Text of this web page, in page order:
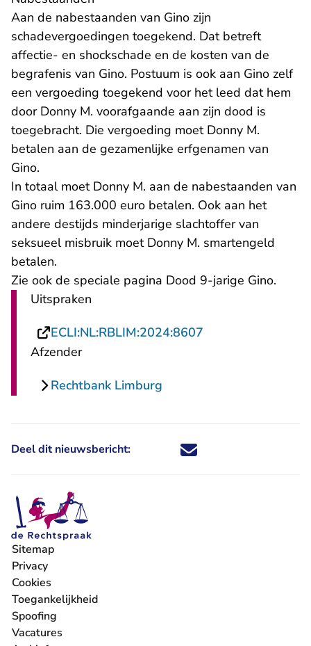
Aan de nabestaanden van Gino zijn
schadevergoedingen toegekend. Dat betreft
affectie- en shockschade en de kosten van de
begrafenis van Gino. Postuum is ook aan Gino zelf
een vergoeding toegekend voor het leed dat hem
door Donny M. voorafgaande aan zijn dood is
toegebracht. Die vergoeding moet Donny M.
betalen aan de gezamenlijke erfgenamen van
Gino.
In totaal moet Donny M. aan de nabestaanden van
Gino ruim 163.000 euro betalen. Ook aan het
andere destijds minderjarige slachtoffer van
seksueel misbruik moet Donny M. smartengeld
betalen.
Zie ook de speciale pagina Dood 9-jarige Gino.
Uitspraken
ECLI:NL:RBLIM:2024:8607
Afzender
Rechtbank Limburg
Deel dit nieuwsbericht: Deel dit nieuwsbericht via X -
Deel dit nieuwsbericht via
Deel dit nieuwsbericht
Deel dit
Sitemap
Privacy
Cookies
Toegankelijkheid
Spoofing
Vacatures
- U verlaat Rechtspraak.nl